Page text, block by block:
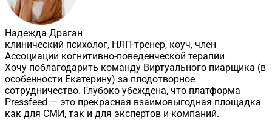
Надежда Драган
клинический психолог, НЛП-тренер, коуч, член
Ассоциации когнитивно-поведенческой терапии
Хочу поблагодарить команду Виртуального пиарщика (в
особенности Екатерину) за плодотворное
сотрудничество. Глубоко убеждена, что платформа
Pressfeed — это прекрасная взаимовыгодная площадка
как для СМИ, так и для экспертов и компаний.